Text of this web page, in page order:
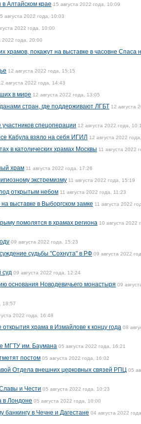
Алтайском крае 15 августа 2022 года, 10:09
августа 2022 года, 10:03
2022 года, 10:00
2022 года, 20:00
храмов, покажут на выставке в часовне Спаса
12 августа 2022 года, 15:15
августа 2022 года, 14:43
в мире 12 августа 2022 года, 13:05
стран, где поддерживают ЛГБТ 12 августа
спецоперации 12 августа 2022 года,
Кабула взяло на себя ИГИЛ 12 августа 2022
в католических храмах Москвы 11 августа 2022
храм 11 августа 2022 года, 17:26
экстремизму 11 августа 2022 года, 15:19
открытым небом 11 августа 2022 года, 11:23
выставке в Выборгском замке 11 августа 2022
помолятся в храмах региона 10 августа 2022
09 августа 2022 года, 15:23
судьбы "Сохнута" в РФ 09 августа 2022
суд 09 августа 2022 года, 12:24
основания Новодевичьего монастыря 09
18:57
2022 года, 16:48
открытия храма в Измайлове к концу года 08
МГТУ им. Баумана 05 августа 2022 года, 16:21
постом 05 августа 2022 года, 16:02
Отдела внешних церковных связей РПЦ 05
и Чести 05 августа 2022 года, 10:23
в Лондоне 05 августа 2022 года, 10:00
в Чечне и Дагестане 04 августа 2022